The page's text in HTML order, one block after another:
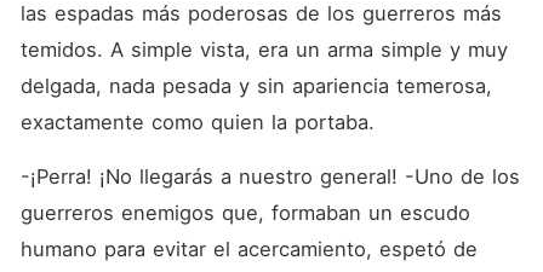
las espadas más poderosas de los guerreros más
temidos. A simple vista, era un arma simple y muy
delgada, nada pesada y sin apariencia temerosa,
exactamente como quien la portaba.
-¡Perra! ¡No llegarás a nuestro general! -Uno de los
guerreros enemigos que, formaban un escudo
humano para evitar el acercamiento, espetó de